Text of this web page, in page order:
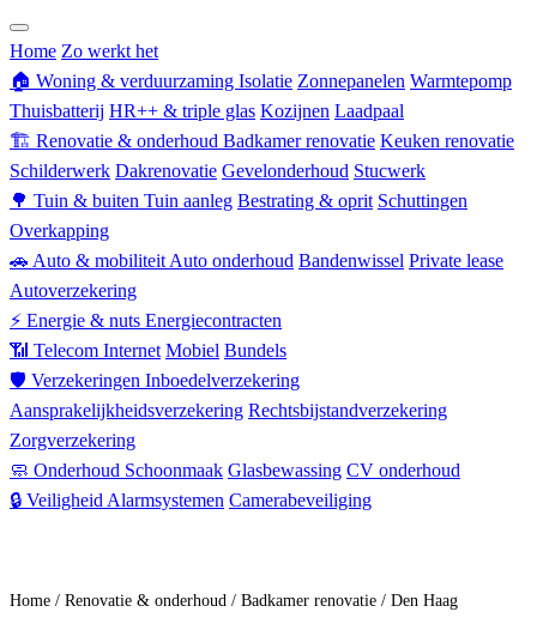
Home Zo werkt het
🏠 Woning & verduurzaming Isolatie Zonnepanelen Warmtepomp
Thuisbatterij HR++ & triple glas Kozijnen Laadpaal
🏗 Renovatie & onderhoud Badkamer renovatie Keuken renovatie
Schilderwerk Dakrenovatie Gevelonderhoud Stucwerk
🌳 Tuin & buiten Tuin aanleg Bestrating & oprit Schuttingen
Overkapping
🚗 Auto & mobiliteit Auto onderhoud Bandenwissel Private lease
Autoverzekering
⚡ Energie & nuts Energiecontracten
📶 Telecom Internet Mobiel Bundels
🛡 Verzekeringen Inboedelverzekering
Aansprakelijkheidsverzekering Rechtsbijstandverzekering
Zorgverzekering
🧼 Onderhoud Schoonmaak Glasbewassing CV onderhoud
🔒 Veiligheid Alarmsystemen Camerabeveiliging
Home / Renovatie & onderhoud / Badkamer renovatie / Den Haag